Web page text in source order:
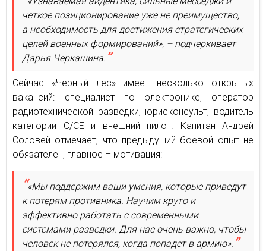
четкое позиционирование уже не преимущество,
а необходимость для достижения стратегических
целей военных формирований», – подчеркивает
Дарья Черкашина.
Сейчас «Черный лес» имеет несколько открытых
вакансий: специалист по электронике, оператор
радиотехнической разведки, юрисконсульт, водитель
категории С/СЕ и внешний пилот. Капитан Андрей
Соловей отмечает, что предыдущий боевой опыт не
обязателен, главное – мотивация:
«Мы поддержим ваши умения, которые приведут
к потерям противника. Научим круто и
эффективно работать с современными
системами разведки. Для нас очень важно, чтобы
человек не потерялся, когда попадет в армию».